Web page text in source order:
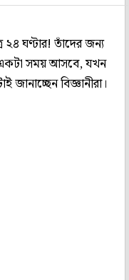
ঘণ্টার! তাঁদের জন্য
সময় আসবে, যখন
বিজ্ঞানীরা।